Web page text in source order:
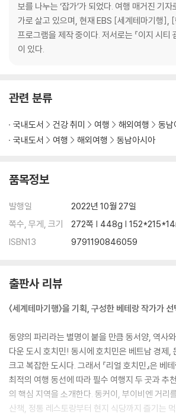
THEME
호치민 필수 유적
베트남 남부 필수 유적
빈펄 사파리 & 몽키 아일랜드
호치민+베트남 남부 포토 스폿
FOOD
베트남 음식
호치민 레스토랑
베트남 커피의 매력
테마별 추천 카페
호치민 추천 한식당
베트남 열대 과일
호치민 쇼핑 리스트
호치민 쇼핑 스폿
PART 03진짜 호치민을 만나는 시간
호치민 개념도
공항에서 시내로 나가기
호치민 시내 교통 완전 정복
보를 나누는 ‘잡가’가 되었다. 여행 매거진 기
가로 살고 있으며, 현재 EBS [세계테마기행],
프로그램을 제작 중이다. 저서로는 『이지 시티
이 있다.
관련 분류
국내도서 건강 취미 여행 해외여행
동남
국내도서
여행 해외여행 동남아시아
품목정보
발행일
2022년 10월 27일
쪽수, 무게, 크기
272쪽 | 448g |
ISBN13
9791190846059
출판사 리뷰
〈세계테마기행〉을 기획, 구성한 베테랑 작가가
동양의 파리라는 별명이 붙을 만큼 동서양, 역사
다운 도시 호치민! 동시에 호치민은 베트남 경제,
크고 복잡한 도시다. 그래서 『리얼 호치민』은 베
최적의 여행 동선에 따라 필수 여행지 두 곳과 추
의 핵심 지역을 소개한다. 동커이, 부이비엔 거리
산책, 정통 레스토랑부터 현지 식당까지 즐기는